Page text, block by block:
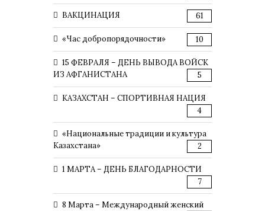
ВАКЦИНАЦИЯ 61
«Час добропорядочности» 10
15 ФЕВРАЛЯ – ДЕНЬ ВЫВОДА ВОЙСК
ИЗ АФГАНИСТАНА
5
КАЗАХСТАН – СПОРТИВНАЯ НАЦИЯ
4
«Национальные традиции и культура
Казахстана»
2
1 МАРТА – ДЕНЬ БЛАГОДАРНОСТИ
7
8 Марта – Международный женский